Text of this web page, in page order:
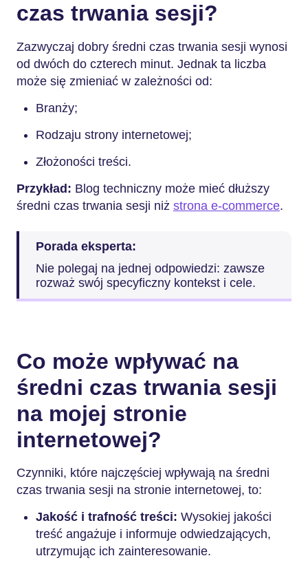
czas trwania sesji?
Zazwyczaj dobry średni czas trwania sesji wynosi
od dwóch do czterech minut. Jednak ta liczba
może się zmieniać w zależności od:
Branży;
Rodzaju strony internetowej;
Złożoności treści.
Przykład: Blog techniczny może mieć dłuższy
średni czas trwania sesji niż strona e-commerce.
Porada eksperta:
Nie polegaj na jednej odpowiedzi: zawsze
rozważ swój specyficzny kontekst i cele.
Co może wpływać na
średni czas trwania sesji
na mojej stronie
internetowej?
Czynniki, które najczęściej wpływają na średni
czas trwania sesji na stronie internetowej, to:
Jakość i trafność treści: Wysokiej jakości
treść angażuje i informuje odwiedzających,
utrzymując ich zainteresowanie.